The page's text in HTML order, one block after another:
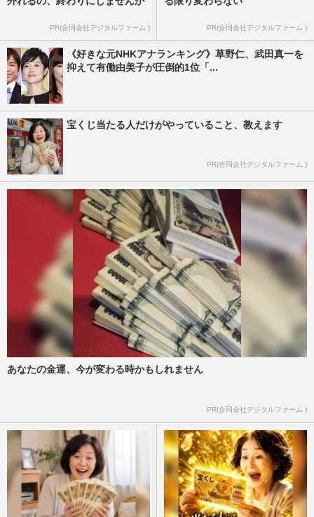
PR(合同会社デジタルファーム ) PR(合同会社デジタルファーム )
《好きな元NHKアナランキング》草野仁、武田真一を
抑えて有働由美子が圧倒的1位「...
宝くじ当たる人だけがやっていること、教えます
PR(合同会社デジタルファーム )
あなたの金運、今が変わる時かもしれません
PR(合同会社デジタルファーム )